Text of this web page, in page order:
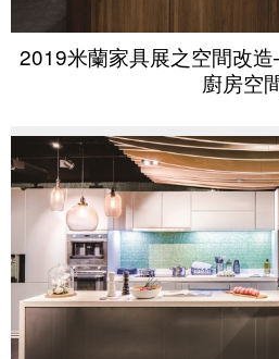
2019米蘭家具展之空間改
廚房空